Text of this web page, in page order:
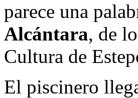
parece una
Alcántara, de
Cultura de
El piscinero